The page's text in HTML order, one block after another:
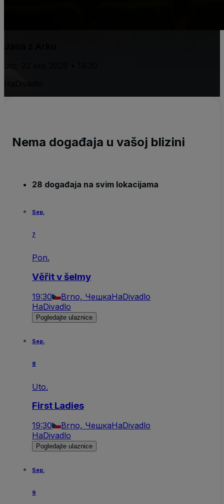
uto, 22 sep 2026 • 19:30
Nema događaja u vašoj blizini
28 događaja na svim lokacijama
Sep.
7
Pon.
Věřit v šelmy
19:30 Brno, ЧешкаHaDivadlo
HaDivadlo
Pogledajte ulaznice
Sep.
8
Uto.
First Ladies
19:30 Brno, ЧешкаHaDivadlo
HaDivadlo
Pogledajte ulaznice
Sep.
9